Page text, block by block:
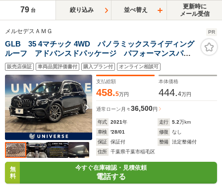
79 台 絞り込み 並べ替え
更新時に
メール受信
メルセデスＡＭＧ PR
GLB 35 4マチック 4WD パノラミックスライディング
ルーフ アドバンスドパッケージ パフォーマンスパッ
ケージ ナビゲーションパッケージ コックピットディ
スプレイ レーダーセーフティパッケージ 純正19イン
チアルミ ETC
販売店保証 車両品質評価書付 購入プラン付 オンライン相談可
支払総額
458.5万円
本体価格
444.4万円
通常ローン 月々36,500円
年式 2021年 走行 5.2万km
車検
'28/01 修復
なし
保証
保証付 整備
法定整備付
住所
千葉県千葉市稲毛区
無
料
今すぐ在庫確認・見積依頼
電話する